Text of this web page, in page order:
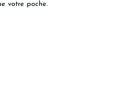
votre poche.